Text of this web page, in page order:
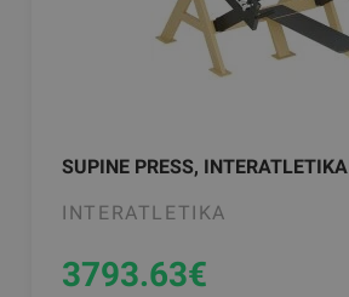
SUPINE PRESS, INTERATLETIKA
INTERATLETIKA
3793.63€